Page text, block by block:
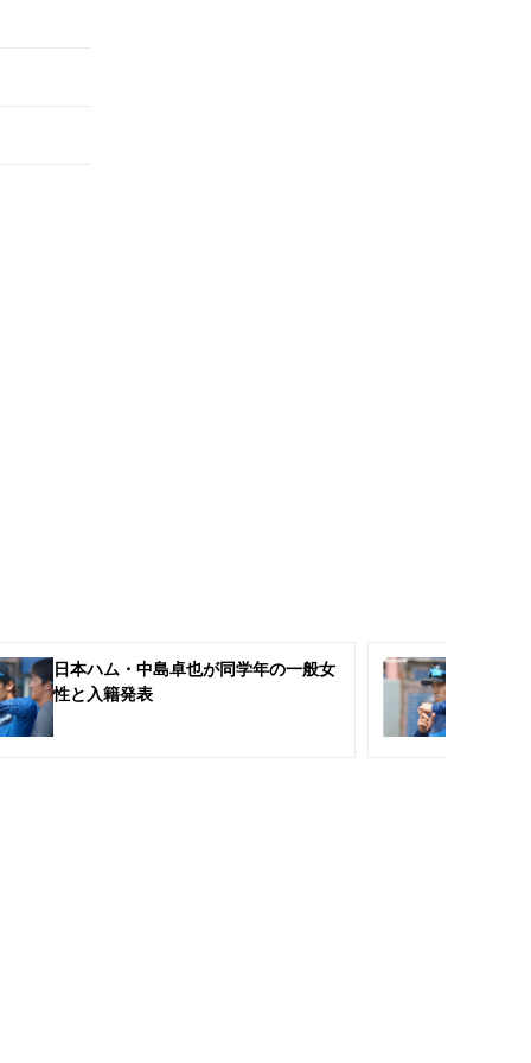
日本ハム・中島卓也が同学年の一般女
性と入籍発表